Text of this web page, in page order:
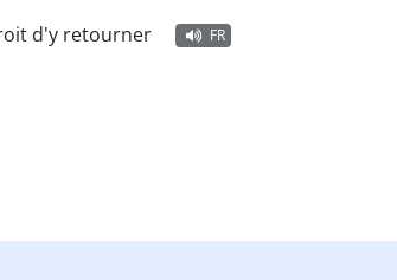
d'y retourner FR